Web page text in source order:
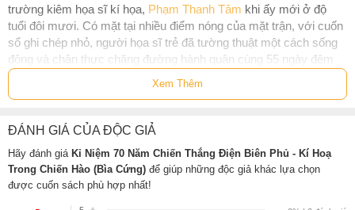
trường kiêm họa sĩ kí họa, Phạm Thanh Tâm khi ấy mới ở độ
tuổi đôi mươi. Có mặt tại nhiều điểm nóng của mặt trận, với cuốn
sổ ghi chép nhỏ, người họa sĩ trẻ đã tường thuật một cách sống
động và chân thực chặng đường hành quân cùng 55 ngày đêm
“khoét núi, ngủ hầm, mưa dầm, cơm vắt”
cũng là hành trình trưởng thành của một người thanh niên, dưới
trắc ẩn.
“... Những bức kí họa củaPhạm Thanh Tâmlà tư liệu hiếm hoi
còn sót lại từ chiến trường. Những hình ảnh mong manh trên
những trang sổ tay khiến ta cảm nhận được tài hoa phác họa cái
đẹp của một họa sĩ trẻ trung trong một trận chiến mà nhà báo
Xem Thêm
ĐÁNH GIÁ CỦA ĐỘC GIẢ
Hãy đánh giá Kỉ Niệm 70 Năm Chiến Thắng Điện Biên Phủ - Kí Hoạ
Trong Chiến Hào (Bìa Cứng) để giúp những độc giả khác lựa chọn
được cuốn sách phù hợp nhất!